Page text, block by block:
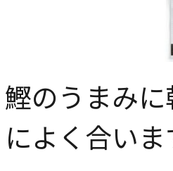
鰹のうまみ
によく合いま